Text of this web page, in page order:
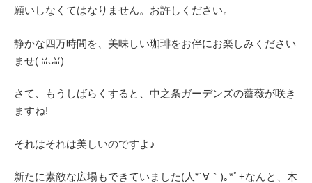
願いしなくてはなりません。お許しください。
静かな四万時間を、美味しい珈琲をお伴にお楽しみください
ませ( ꈍᴗꈍ)
さて、もうしばらくすると、中之条ガーデンズの薔薇が咲き
ますね!
それはそれは美しいのですよ♪
新たに素敵な広場もできていました(人*´∀｀)｡*ﾟ+なんと、木